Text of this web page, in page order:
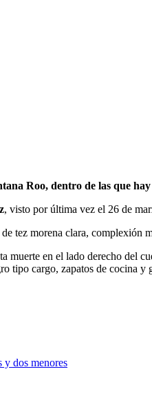
Roo, dentro de las que
, visto por última vez el 26 de
tez morena clara,
muerte en el lado derecho del
tipo cargo, zapatos de cocina y
y dos menores